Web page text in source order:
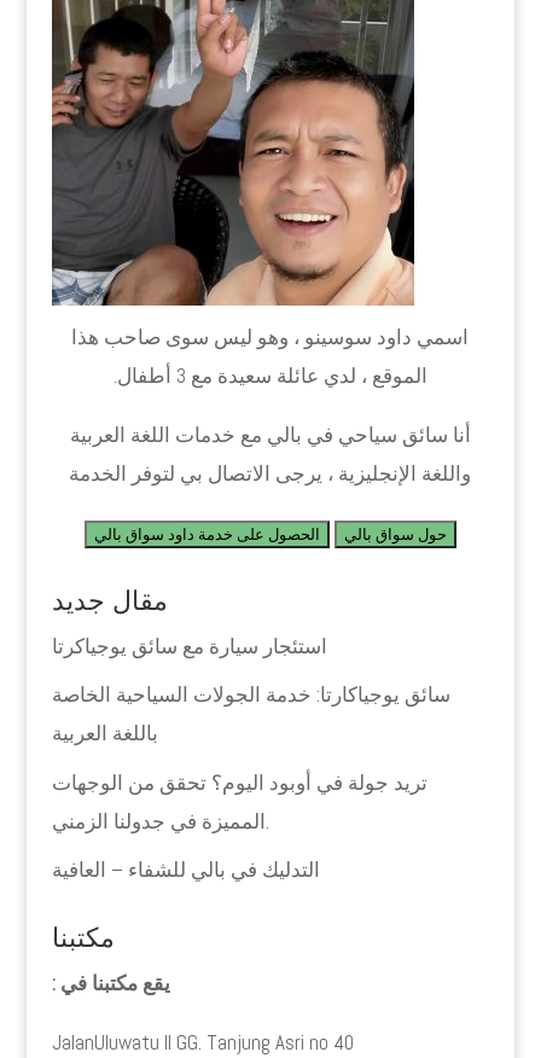
اسمي داود سوسينو ، وهو ليس سوى صاحب هذا
الموقع ، لدي عائلة سعيدة مع 3 أطفال.
أنا سائق سياحي في بالي مع خدمات اللغة العربية
واللغة الإنجليزية ، يرجى الاتصال بي لتوفر الخدمة
الحصول على خدمة داود سواق بالي حول سواق بالي
مقال جديد
استئجار سيارة مع سائق يوجياكرتا
سائق يوجياكارتا: خدمة الجولات السياحية الخاصة
باللغة العربية
تريد جولة في أوبود اليوم؟ تحقق من الوجهات
المميزة في جدولنا الزمني.
التدليك في بالي للشفاء – العافية
مكتبنا
يقع مكتبنا في :
JalanUluwatu II GG. Tanjung Asri no 40